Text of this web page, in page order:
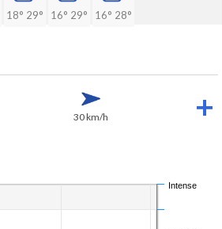
18° 29° 16° 29° 16° 28°
30 km/h
Intense